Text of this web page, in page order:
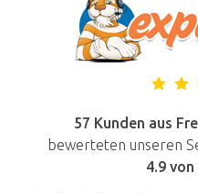
57 Kunden aus
bewerteten unseren
4.9 von